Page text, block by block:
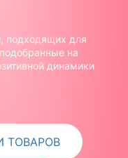
подходящих для
на
динамики
ТОВАРОВ